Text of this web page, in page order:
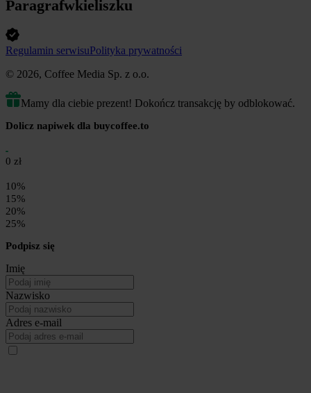
Paragrafwkieliszku
Regulamin serwisuPolityka prywatności
© 2026, Coffee Media Sp. z o.o.
Mamy dla ciebie prezent! Dokończ transakcję by odblokować.
Dolicz napiwek dla buycoffee.to
0 zł
10%
15%
20%
25%
Podpisz się
Imię
Nazwisko
Adres e-mail